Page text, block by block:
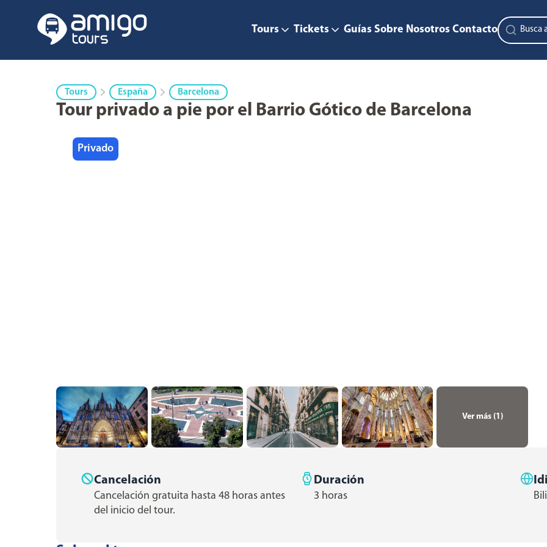
Tours Tickets Guías Sobre Nosotros Contacto
Tours España Barcelona
Tour privado a pie por el Barrio Gótico de Barcelona
Privado
Ver más (1)
Cancelación
Cancelación gratuita hasta 48 horas antes
del inicio del tour.
Duración
3 horas